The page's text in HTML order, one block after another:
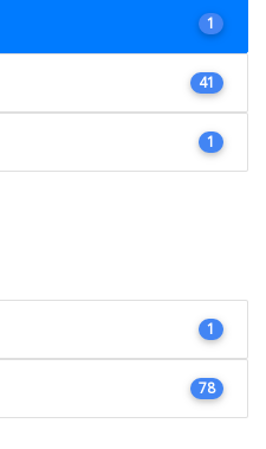
1
41
1
1
78